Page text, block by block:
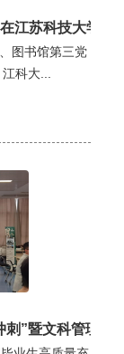
江苏科技大学举
图书馆第三党
科大...
”暨文科管理类